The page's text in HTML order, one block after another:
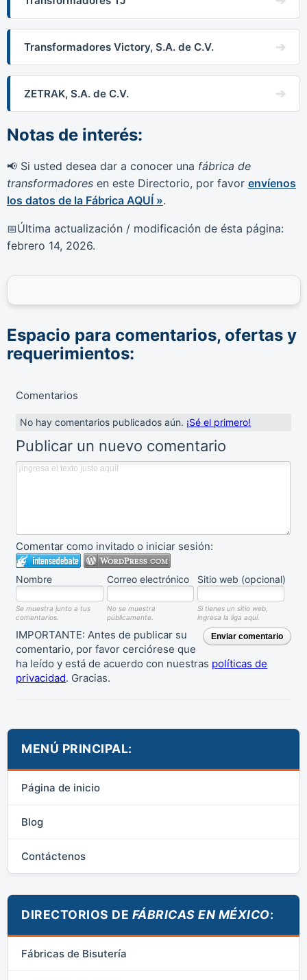
Transformadores Victory, S.A. de C.V.
ZETRAK, S.A. de C.V.
Notas de interés:
📢 Si usted desea dar a conocer una fábrica de
transformadores en este Directorio, por favor envíenos
los datos de la Fábrica AQUÍ ».
📅Última actualización / modificación de ésta página:
febrero 14, 2026.
Espacio para comentarios, ofertas y
requerimientos:
Comentarios
No hay comentarios publicados aún. ¡Sé el primero!
Publicar un nuevo comentario
Comentar como invitado o iniciar sesión:
Nombre Correo electrónico Sitio web (opcional)
Se muestra junto a tus
comentarios.
No se muestra
públicamente.
Si tienes un sitio web,
ingresa la liga aquí.
Enviar comentario
IMPORTANTE: Antes de publicar su
comentario, por favor cerciórese que
ha leído y está de acuerdo con nuestras políticas de
privacidad. Gracias.
MENÚ PRINCIPAL:
Página de inicio
Blog
Contáctenos
DIRECTORIOS DE FÁBRICAS EN MÉXICO:
Fábricas de Bisutería